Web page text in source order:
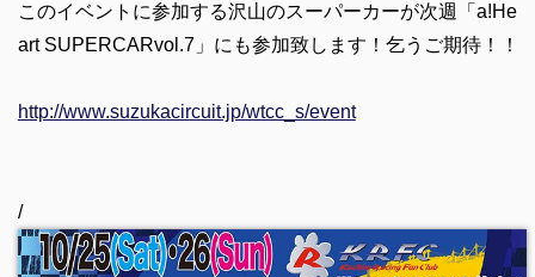
このイベントに参加する沢山のスーパーカーが次週「a!He
art SUPERCARvol.7」にも参加致します！乞うご期待！！
http://www.suzukacircuit.jp/wtcc_s/event
/